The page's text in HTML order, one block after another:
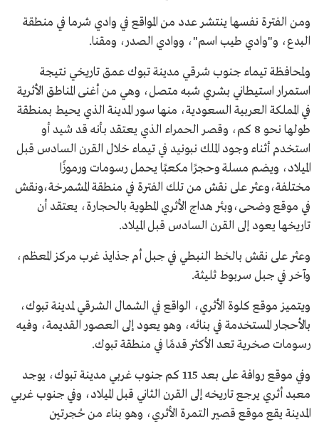
ومن الفترة نفسها ينتشر عدد من المواقع في وادي شرما في منطقة
البدع، و"وادي طيب اسم"، ووادي الصدر، ومقنا.
ولمحافظة تيماء جنوب شرقي مدينة تبوك عمق تاريخي نتيجة
استمرار استيطاني بشري شبه متصل، وهي من أغنى المناطق الأثرية
في المملكة العربية السعودية، منها سور المدينة الذي يحيط بمنطقة
طولها نحو 8 كم، وقصر الحمراء الذي يعتقد بأنه قد شيد أو
استخدم أثناء وجود الملك نبونيد في تيماء خلال القرن السادس قبل
الميلاد، ويضم مسلة وحجرًا مكعبًا يحمل رسومات ورموزًا
مختلفة،وعثر على نقش من تلك الفترة في منطقة المشمرخة،ونقش
في موقع وضحى،وبئر هداج الأثري المطوية بالحجارة، يعتقد أن
تاريخها يعود إلى القرن السادس قبل الميلاد.
وعثر على نقش بالخط النبطي في جبل أم جذايذ غرب مركز المعظم،
وآخر في جبل سربوط ثليثة.
ويتميز موقع كلوة الأثري، الواقع في الشمال الشرقي لمدينة تبوك،
بالأحجار المستخدمة في بنائه، وهو يعود إلى العصور القديمة، وفيه
رسومات صخرية تعد الأكثر قدمًا في منطقة تبوك.
وفي موقع روافة على بعد 115 كم جنوب غربي مدينة تبوك، يوجد
معبد أثري يرجع تاريخه إلى القرن الثاني قبل الميلاد، وفي جنوب غربي
المدينة يقع موقع قصير التمرة الأثري، وهو بناء من حُجرتين